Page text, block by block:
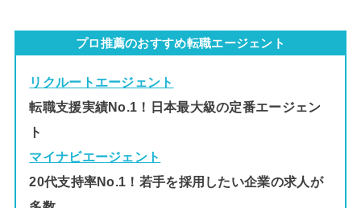
プロ推薦のおすすめ転職エージェント
リクルートエージェント
転職支援実績No.1！日本最大級の定番エージェン
ト
マイナビエージェント
20代支持率No.1！若手を採用したい企業の求人が